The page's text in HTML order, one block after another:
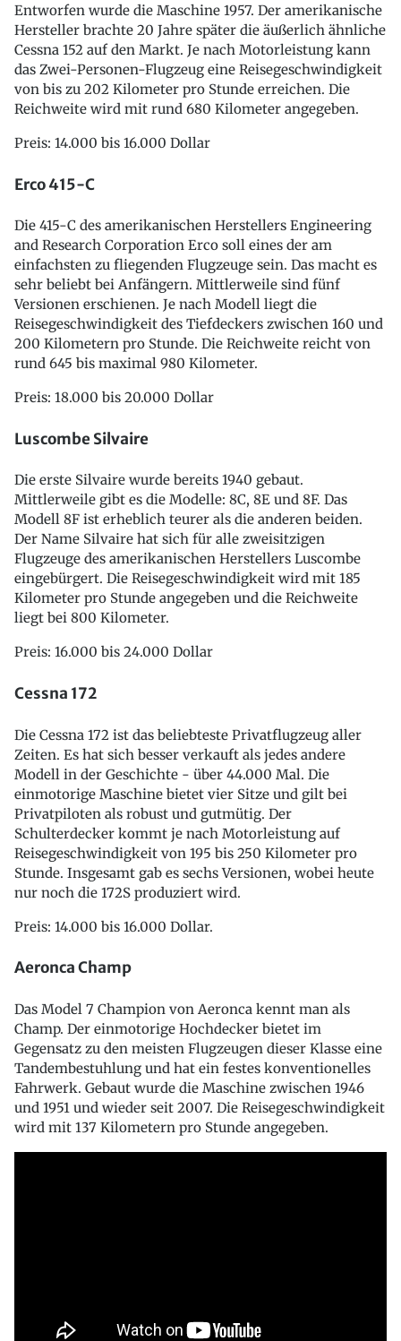
Entworfen wurde die Maschine 1957. Der amerikanische
Hersteller brachte 20 Jahre später die äußerlich ähnliche
Cessna 152 auf den Markt. Je nach Motorleistung kann
das Zwei-Personen-Flugzeug eine Reisegeschwindigkeit
von bis zu 202 Kilometer pro Stunde erreichen. Die
Reichweite wird mit rund 680 Kilometer angegeben.
Preis: 14.000 bis 16.000 Dollar
Erco 415-C
Die 415-C des amerikanischen Herstellers Engineering
and Research Corporation Erco soll eines der am
einfachsten zu fliegenden Flugzeuge sein. Das macht es
sehr beliebt bei Anfängern. Mittlerweile sind fünf
Versionen erschienen. Je nach Modell liegt die
Reisegeschwindigkeit des Tiefdeckers zwischen 160 und
200 Kilometern pro Stunde. Die Reichweite reicht von
rund 645 bis maximal 980 Kilometer.
Preis: 18.000 bis 20.000 Dollar
Luscombe Silvaire
Die erste Silvaire wurde bereits 1940 gebaut.
Mittlerweile gibt es die Modelle: 8C, 8E und 8F. Das
Modell 8F ist erheblich teurer als die anderen beiden.
Der Name Silvaire hat sich für alle zweisitzigen
Flugzeuge des amerikanischen Herstellers Luscombe
eingebürgert. Die Reisegeschwindigkeit wird mit 185
Kilometer pro Stunde angegeben und die Reichweite
liegt bei 800 Kilometer.
Preis: 16.000 bis 24.000 Dollar
Cessna 172
Die Cessna 172 ist das beliebteste Privatflugzeug aller
Zeiten. Es hat sich besser verkauft als jedes andere
Modell in der Geschichte - über 44.000 Mal. Die
einmotorige Maschine bietet vier Sitze und gilt bei
Privatpiloten als robust und gutmütig. Der
Schulterdecker kommt je nach Motorleistung auf
Reisegeschwindigkeit von 195 bis 250 Kilometer pro
Stunde. Insgesamt gab es sechs Versionen, wobei heute
nur noch die 172S produziert wird.
Preis: 14.000 bis 16.000 Dollar.
Aeronca Champ
Das Model 7 Champion von Aeronca kennt man als
Champ. Der einmotorige Hochdecker bietet im
Gegensatz zu den meisten Flugzeugen dieser Klasse eine
Tandembestuhlung und hat ein festes konventionelles
Fahrwerk. Gebaut wurde die Maschine zwischen 1946
und 1951 und wieder seit 2007. Die Reisegeschwindigkeit
wird mit 137 Kilometern pro Stunde angegeben.